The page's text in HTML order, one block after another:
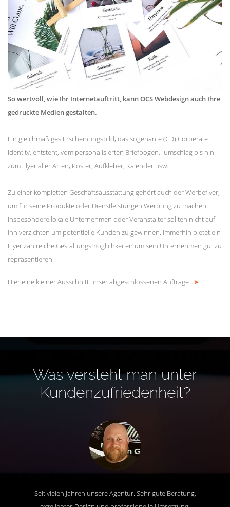
So wertvoll, wie Ihr Internetauftritt, kann OCS Webdesign auch Ihre
gedruckte Medien gestalten.
Ein gleichmäßiges Erscheinungsbild, das sogenante (CD) Corperate
Identity, entsteht, vom personalisierten Briefbogen, -umschlag bis hin
zum Flyer aller Arten, Poster, Aufkleber, Kalender usw.
Zu einer kompletten Geschäftsausstattung gehört auch der Werbeflyer,
um für seine Produkte oder Dienstleistungen Werbung zu machen.
Insbesondere lokale Unternehmen oder Veranstalter sollten nicht auf
ihn verzichten um potentielle Kunden zu gewinnen. Immerhin bietet ein
Flyer zahlreiche Gestaltungsmöglichkeiten um sein Unternehmen gut zu
repräsentieren.
Hier eine kleiner Ausschnitt unser abgeschlossenen Aufträge ➤
Was versteht man unter
Kundenzufriedenheit?
Seit vielen Jahren unsere Agentur. Sehr gute Beratung,